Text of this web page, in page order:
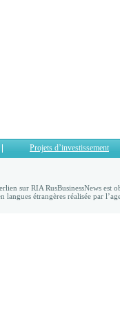
Projets d’investissement
sur RIA RusBusinessNews est
langues étrangères réalisée par